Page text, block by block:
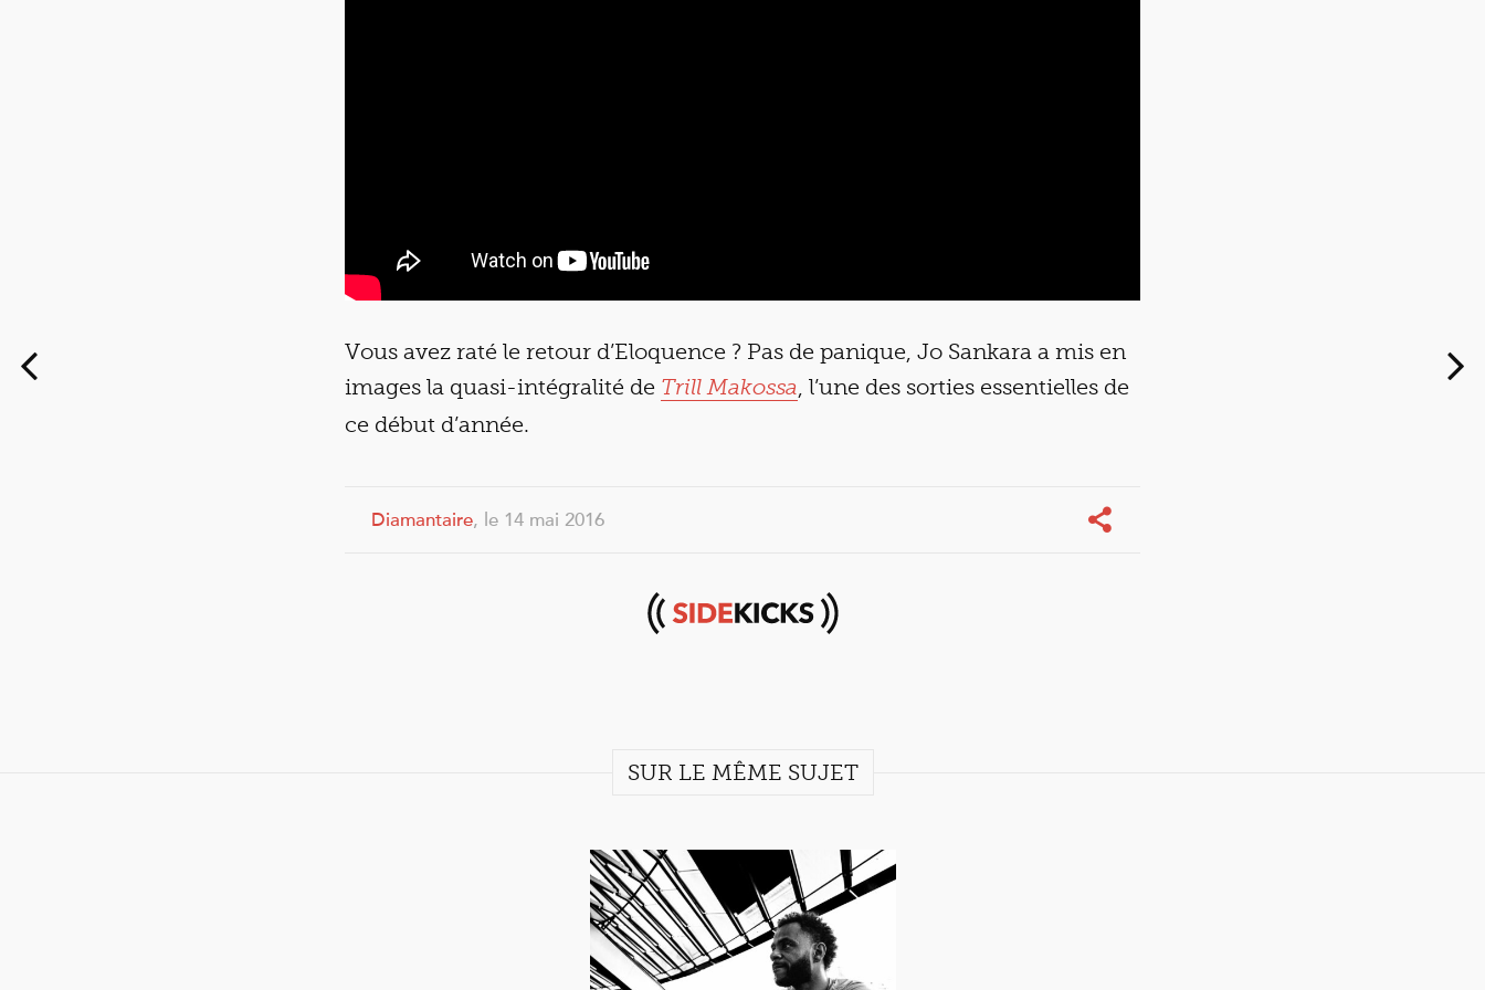
Vous avez raté le retour d’Eloquence ? Pas de panique, Jo Sankara a mis en
images la quasi-intégralité de Trill Makossa, l’une des sorties essentielles de
ce début d’année.
Diamantaire, le 14 mai 2016
SUR LE MÊME SUJET